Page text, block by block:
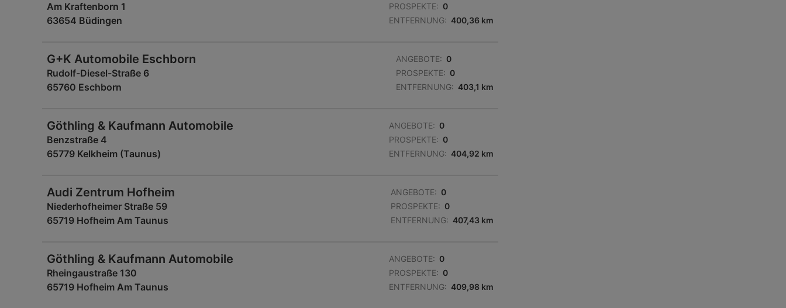
Am Kraftenborn 1
63654 Büdingen
PROSPEKTE: 0
ENTFERNUNG: 400,36 km
G+K Automobile Eschborn
Rudolf-Diesel-Straße 6
65760 Eschborn
ANGEBOTE: 0
PROSPEKTE: 0
ENTFERNUNG: 403,1 km
Göthling & Kaufmann Automobile
Benzstraße 4
65779 Kelkheim (Taunus)
ANGEBOTE: 0
PROSPEKTE: 0
ENTFERNUNG: 404,92 km
Audi Zentrum Hofheim
Niederhofheimer Straße 59
65719 Hofheim Am Taunus
ANGEBOTE: 0
PROSPEKTE: 0
ENTFERNUNG: 407,43 km
Göthling & Kaufmann Automobile
Rheingaustraße 130
65719 Hofheim Am Taunus
ANGEBOTE: 0
PROSPEKTE: 0
ENTFERNUNG: 409,98 km